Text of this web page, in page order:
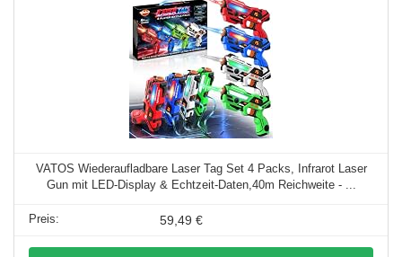
VATOS Wiederaufladbare Laser Tag Set 4 Packs, Infrarot Laser
Gun mit LED-Display & Echtzeit-Daten,40m Reichweite - ...
59,49 €